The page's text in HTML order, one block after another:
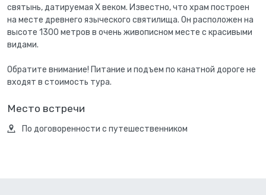
святынь, датируемая Х веком. Известно, что храм построен
на месте древнего языческого святилища. Он расположен на
высоте 1300 метров в очень живописном месте с красивыми
видами.
Обратите внимание! Питание и подъем по канатной дороге не
входят в стоимость тура.
Место встречи
По договоренности с путешественником